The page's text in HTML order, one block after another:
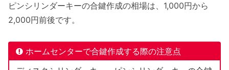
ピンシリンダーキーの合鍵作成の相場は、1,000円から
2,000円前後です。
ホームセンターで合鍵作成する際の注意点